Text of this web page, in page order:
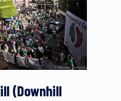
(Downhill